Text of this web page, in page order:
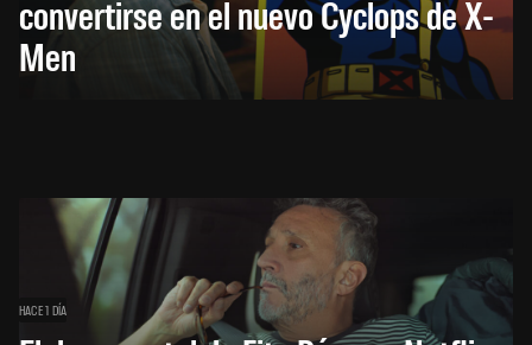
convertirse en el nuevo Cyclops de X-
Men
HACE 1 DÍA